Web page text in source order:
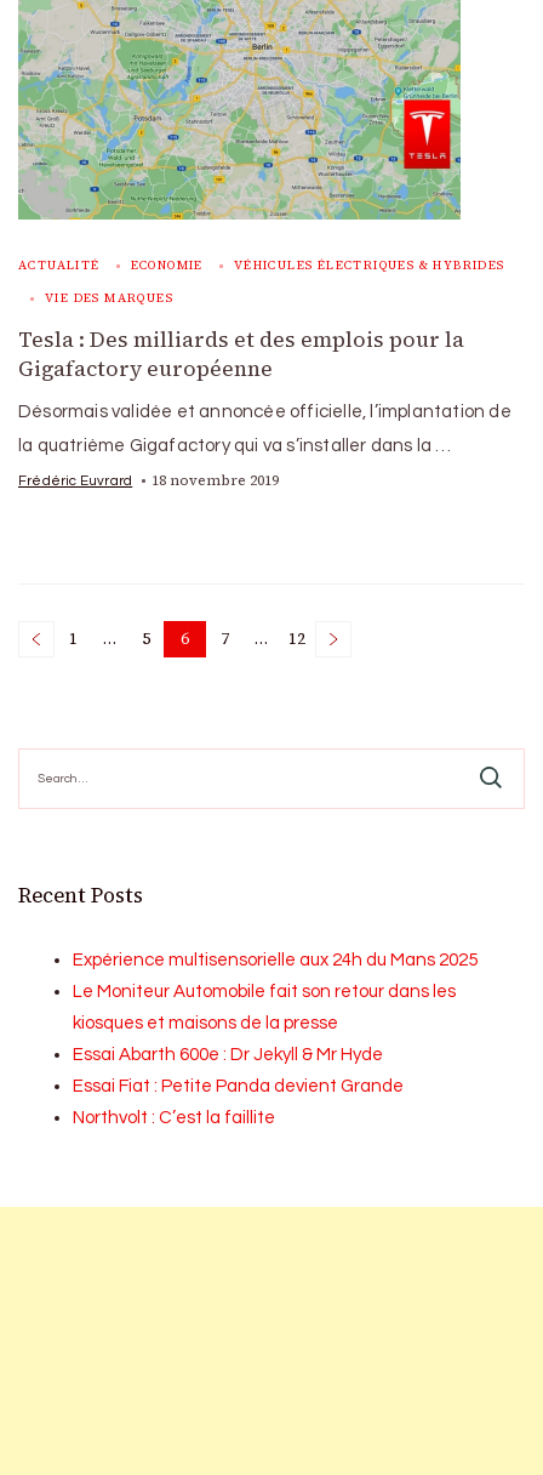
ACTUALITÉ ECONOMIE VÉHICULES ÉLECTRIQUES & HYBRIDES
VIE DES MARQUES
Tesla : Des milliards et des emplois pour la
Gigafactory européenne
Désormais validée et annoncée officielle, l’implantation de
la quatrième Gigafactory qui va s’installer dans la …
Frédéric Euvrard 18 novembre 2019
Posts
Page
1 … Page
5 Page
6 Page
7 … Page
12
for:
Recent Posts
Expérience multisensorielle aux 24h du Mans 2025
Le Moniteur Automobile fait son retour dans les
kiosques et maisons de la presse
Essai Abarth 600e : Dr Jekyll & Mr Hyde
Essai Fiat : Petite Panda devient Grande
Northvolt : C’est la faillite